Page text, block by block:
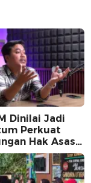
Dinilai Jadi
Perkuat
Hak Asasi
Partisipasi